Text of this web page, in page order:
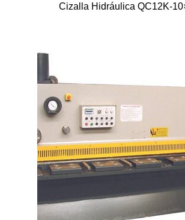
Cizalla Hidráulica QC12K-